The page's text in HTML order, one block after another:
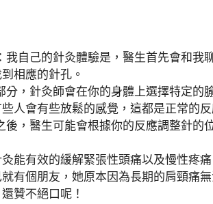
：我自己的針灸體驗是，醫生首先會和我
相應的針孔。
分，針灸師會在你的身體上選擇特定的
人會有些放鬆的感覺，這都是正常的反
後，醫生可能會根據你的反應調整針的
能有效的緩解緊張性頭痛以及慢性疼
有個朋友，她原本因為長期的肩頸痛
贊不絕口呢！